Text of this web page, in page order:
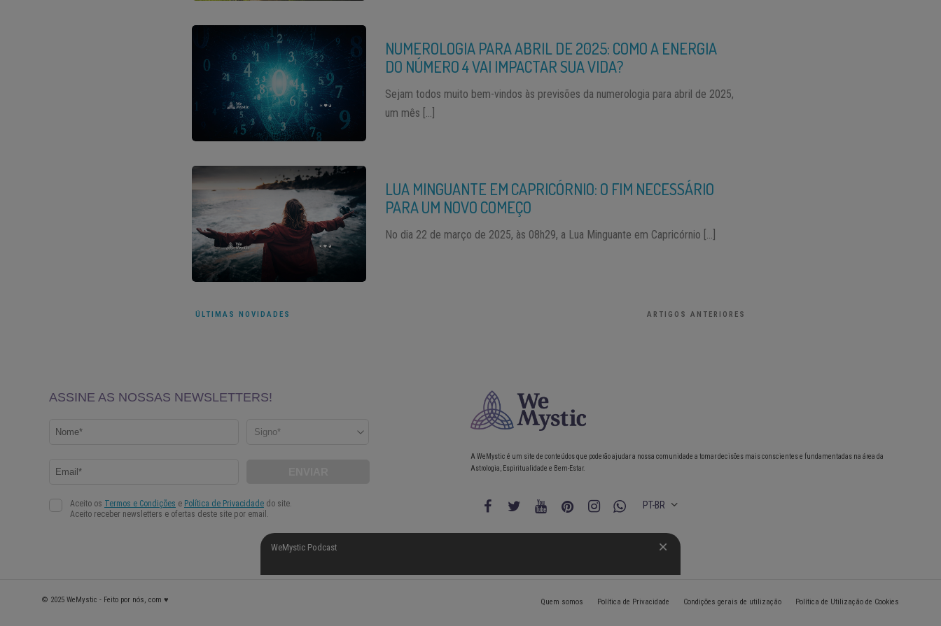
NUMEROLOGIA PARA ABRIL DE 2025: COMO A ENERGIA
DO NÚMERO 4 VAI IMPACTAR SUA VIDA?
Sejam todos muito bem-vindos às previsões da numerologia para abril de 2025,
um mês […]
LUA MINGUANTE EM CAPRICÓRNIO: O FIM NECESSÁRIO
PARA UM NOVO COMEÇO
No dia 22 de março de 2025, às 08h29, a Lua Minguante em Capricórnio […]
ÚLTIMAS NOVIDADES ARTIGOS ANTERIORES
A WeMystic é um site de conteúdos que poderão ajudar a nossa comunidade a tomar decisões mais conscientes e fundamentadas na área da
Astrologia, Espiritualidade e Bem-Estar.
PT-BR
WeMystic Podcast
Quem somos Política de Privacidade Condições gerais de utilização Política de Utilização de Cookies
© 2025 WeMystic - Feito por nós, com ♥